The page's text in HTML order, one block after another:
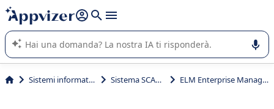
righe con
shift + enter
L'IA di Appvizer vi guida nell'utilizzo o nella scelta di un
software SaaS per la vostra azienda.
Sistemi informativi Sistema SCADA ELM Enterprise Manager